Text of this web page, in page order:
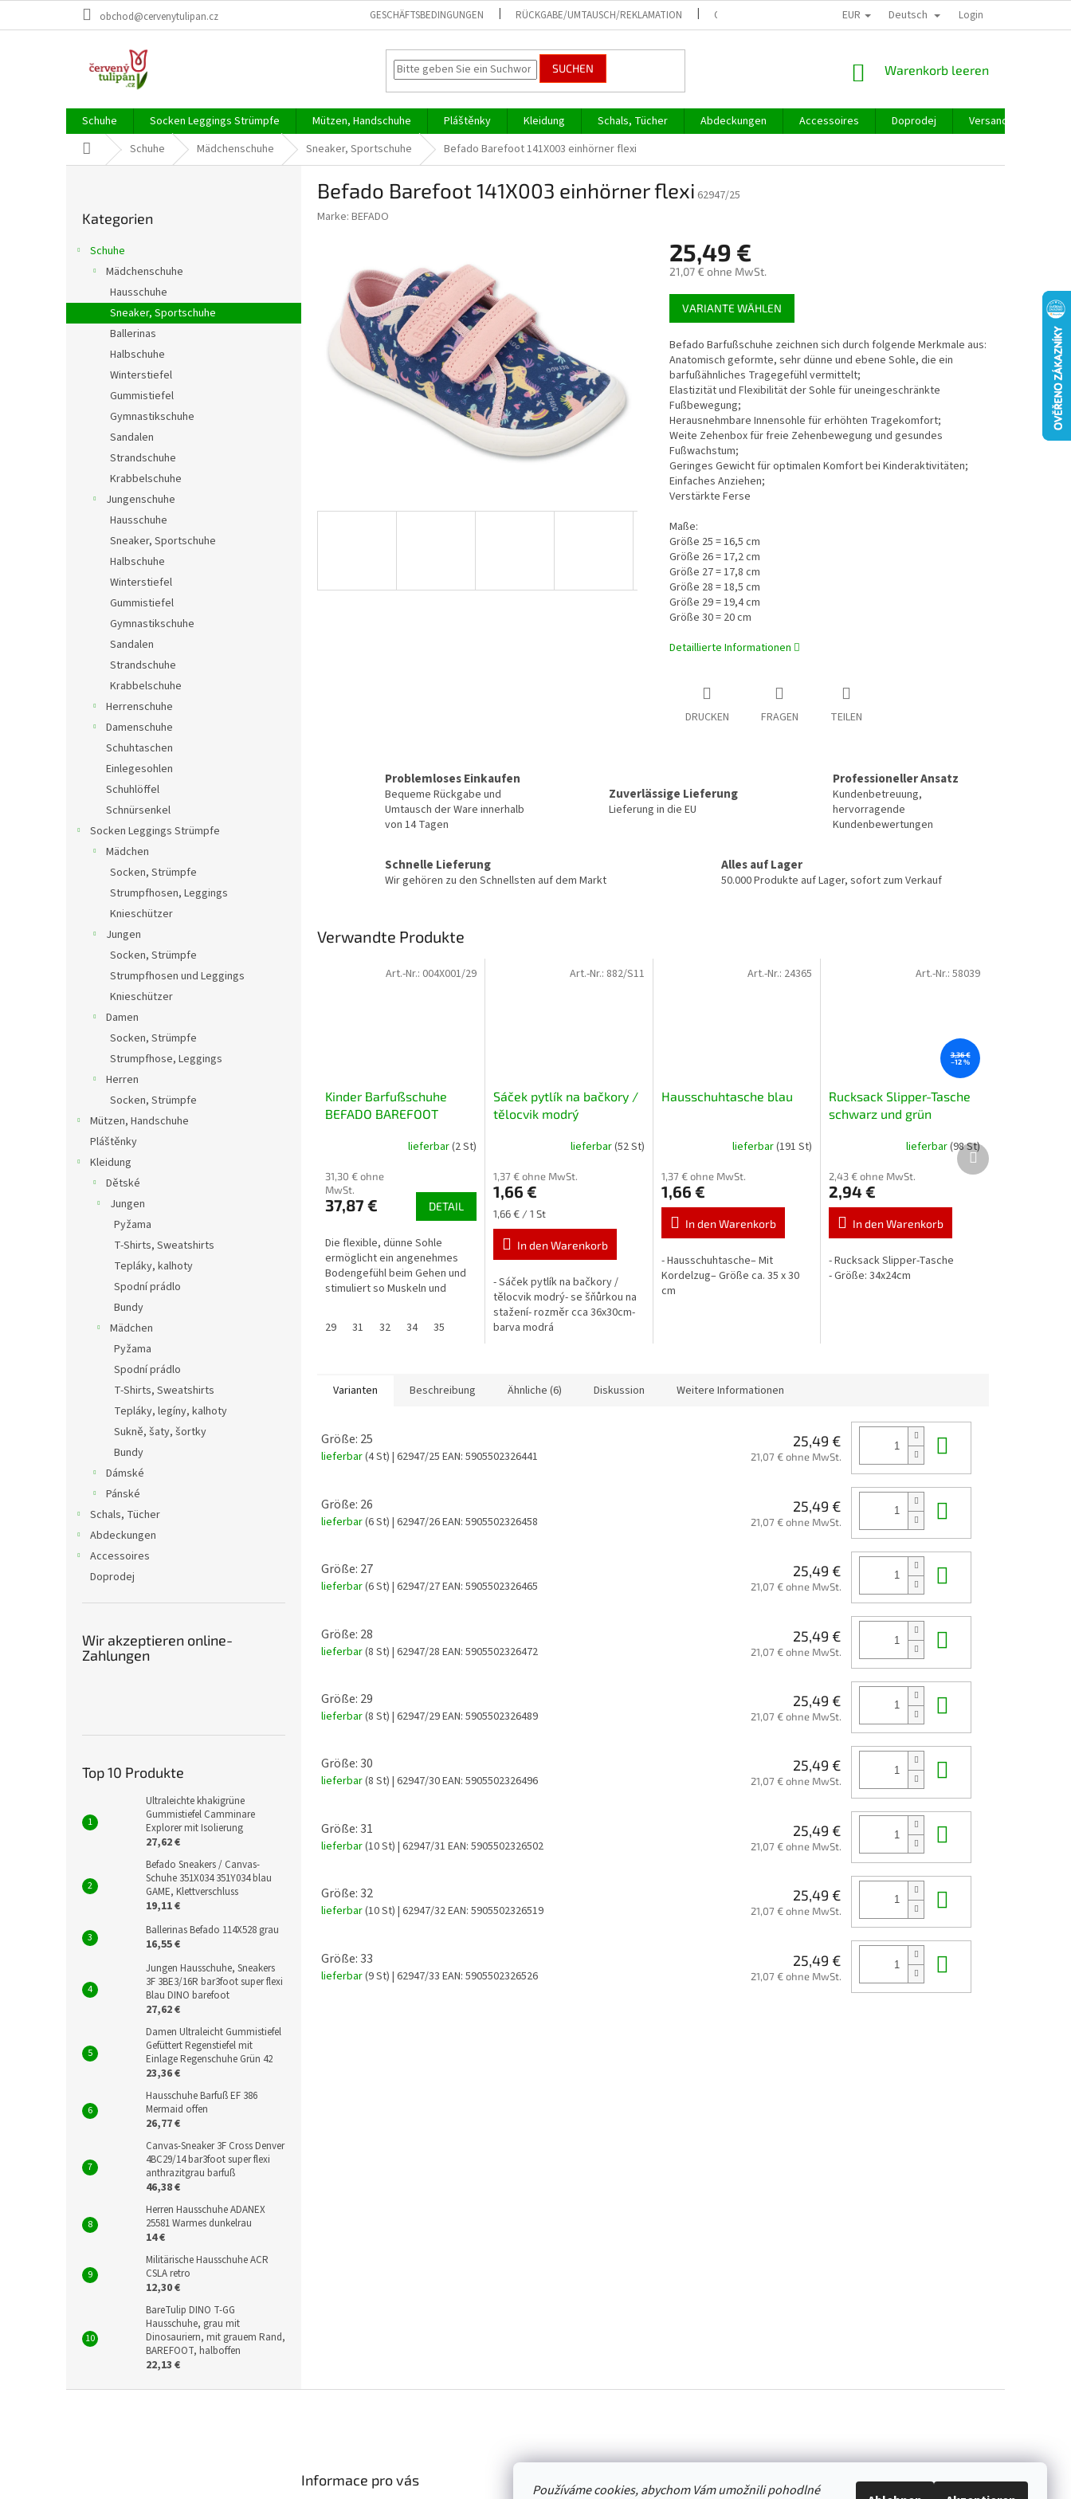
Používáme cookies, abychom Vám umožnili pohodlné
obchod@cervenytulipan.cz GESCHÄFTSBEDINGUNGEN RÜCKGABE/UMTAUSCH/REKLAMATION GROSSHANDEL EUR Deutsch Login
SUCHEN WARENKORB
Warenkorb leeren
Schuhe Socken Leggings Strümpfe Mützen, Handschuhe Pláštěnky Kleidung Schals, Tücher Abdeckungen Accessoires Doprodej
Versand und Zahlung
StartseiteSchuhe Mädchenschuhe Sneaker, Sportschuhe Befado Barefoot 141X003 einhörner flexi
überspringen
Kategorien
Schuhe
Mädchenschuhe
Hausschuhe
Sneaker, Sportschuhe
Ballerinas
Halbschuhe
Winterstiefel
Gummistiefel
Gymnastikschuhe
Sandalen
Strandschuhe
Krabbelschuhe
Jungenschuhe
Hausschuhe
Sneaker, Sportschuhe
Halbschuhe
Winterstiefel
Gummistiefel
Gymnastikschuhe
Sandalen
Strandschuhe
Krabbelschuhe
Herrenschuhe
Damenschuhe
Schuhtaschen
Einlegesohlen
Schuhlöffel
Schnürsenkel
Socken Leggings Strümpfe
Mädchen
Socken, Strümpfe
Strumpfhosen, Leggings
Knieschützer
Jungen
Socken, Strümpfe
Strumpfhosen und Leggings
Knieschützer
Damen
Socken, Strümpfe
Strumpfhose, Leggings
Herren
Socken, Strümpfe
Mützen, Handschuhe
Pláštěnky
Kleidung
Dětské
Jungen
Pyžama
T-Shirts, Sweatshirts
Tepláky, kalhoty
Spodní prádlo
Bundy
Mädchen
Pyžama
Spodní prádlo
T-Shirts, Sweatshirts
Tepláky, legíny, kalhoty
Sukně, šaty, šortky
Bundy
Dámské
Pánské
Schals, Tücher
Abdeckungen
Accessoires
Doprodej
Wir akzeptieren online-
Zahlungen
Top 10 Produkte
Ultraleichte khakigrüne
Gummistiefel Camminare
Explorer mit Isolierung
27,62 €
Befado Sneakers / Canvas-
Schuhe 351X034 351Y034 blau
GAME, Klettverschluss
19,11 €
Ballerinas Befado 114X528 grau
16,55 €
Jungen Hausschuhe, Sneakers
3F 3BE3/16R bar3foot super flexi
Blau DINO barefoot
27,62 €
Damen Ultraleicht Gummistiefel
Gefüttert Regenstiefel mit
Einlage Regenschuhe Grün 42
23,36 €
Hausschuhe Barfuß EF 386
Mermaid offen
26,77 €
Canvas-Sneaker 3F Cross Denver
4BC29/14 bar3foot super flexi
anthrazitgrau barfuß
46,38 €
Herren Hausschuhe ADANEX
25581 Warmes dunkelrau
14 €
Militärische Hausschuhe ACR
CSLA retro
12,30 €
BareTulip DINO T-GG
Hausschuhe, grau mit
Dinosauriern, mit grauem Rand,
BAREFOOT, halboffen
22,13 €
Befado Barefoot 141X003 einhörner flexi 62947/25
Marke: BEFADO
25,49 €
21,07 € ohne MwSt.
Verkaufspreis:
VARIANTE WÄHLEN
Befado Barfußschuhe zeichnen sich durch folgende Merkmale aus:
Anatomisch geformte, sehr dünne und ebene Sohle, die ein
barfußähnliches Tragegefühl vermittelt;
Elastizität und Flexibilität der Sohle für uneingeschränkte
Fußbewegung;
Herausnehmbare Innensohle für erhöhten Tragekomfort;
Weite Zehenbox für freie Zehenbewegung und gesundes
Fußwachstum;
Geringes Gewicht für optimalen Komfort bei Kinderaktivitäten;
Einfaches Anziehen;
Verstärkte Ferse
Maße:
Größe 25 = 16,5 cm
Größe 26 = 17,2 cm
Größe 27 = 17,8 cm
Größe 28 = 18,5 cm
Größe 29 = 19,4 cm
Größe 30 = 20 cm
Detaillierte Informationen
DRUCKEN FRAGEN TEILEN
Problemloses Einkaufen
Bequeme Rückgabe und
Umtausch der Ware innerhalb
von 14 Tagen
Zuverlässige Lieferung
Lieferung in die EU
Professioneller Ansatz
Kundenbetreuung,
hervorragende
Kundenbewertungen
Schnelle Lieferung
Wir gehören zu den Schnellsten auf dem Markt
Alles auf Lager
50.000 Produkte auf Lager, sofort zum Verkauf
Verwandte Produkte
Kinder Barfußschuhe
BEFADO BAREFOOT
lieferbar(2 St)
31,30 € ohne
MwSt.
37,87 € DETAIL
Die flexible, dünne Sohle
ermöglicht ein angenehmes
Bodengefühl beim Gehen und
stimuliert so Muskeln und
ausreichend Platz für die...
29 31 32 34 35
Art.-Nr.: 004X001/29
Sáček pytlík na bačkory /
tělocvik modrý
lieferbar(52 St)
1,37 € ohne MwSt.
1,66 €
Verkaufspreis:
1,66 € / 1 St
In den Warenkorb
- Sáček pytlík na bačkory /
tělocvik modrý- se šňůrkou na
stažení- rozměr cca 36x30cm-
barva modrá
Art.-Nr.: 882/S11
Hausschuhtasche blau
lieferbar(191 St)
1,37 € ohne MwSt.
1,66 €
In den Warenkorb
- Hausschuhtasche– Mit
Kordelzug– Größe ca. 35 x 30
cm
Art.-Nr.: 24365
3,36 €
–12 %
Rucksack Slipper-Tasche
schwarz und grün
lieferbar(98 St)
2,43 € ohne MwSt.
2,94 €
In den Warenkorb
- Rucksack Slipper-Tasche
- Größe: 34x24cm
Art.-Nr.: 58039
Nächstes
Produkt
Varianten Beschreibung Ähnliche (6) Diskussion Weitere Informationen
Größe: 25
lieferbar(4 St) | 62947/25 EAN: 5905502326441
25,49 €
21,07 € ohne MwSt.
Größe: 26
lieferbar(6 St) | 62947/26EAN: 5905502326458
25,49 €
21,07 € ohne MwSt.
Größe: 27
lieferbar(6 St) | 62947/27EAN: 5905502326465
25,49 €
21,07 € ohne MwSt.
Größe: 28
lieferbar(8 St) | 62947/28 EAN: 5905502326472
25,49 €
21,07 € ohne MwSt.
Größe: 29
lieferbar(8 St) | 62947/29EAN: 5905502326489
25,49 €
21,07 € ohne MwSt.
Größe: 30
lieferbar(8 St) | 62947/30EAN: 5905502326496
25,49 €
21,07 € ohne MwSt.
Größe: 31
lieferbar(10 St) | 62947/31 EAN: 5905502326502
25,49 €
21,07 € ohne MwSt.
Größe: 32
lieferbar(10 St) | 62947/32EAN: 5905502326519
25,49 €
21,07 € ohne MwSt.
Größe: 33
lieferbar(9 St) | 62947/33 EAN: 5905502326526
25,49 €
21,07 € ohne MwSt.
Informace pro vás